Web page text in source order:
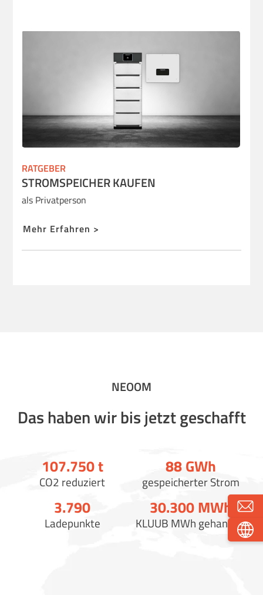
RATGEBER
STROMSPEICHER KAUFEN
als Privatperson
Mehr Erfahren >
NEOOM
Das haben wir bis jetzt geschafft
107.750t
CO2 reduziert
88GWh
gespeicherter Strom
3.790
Ladepunkte
30.300MWh
KLUUB MWh gehandelt